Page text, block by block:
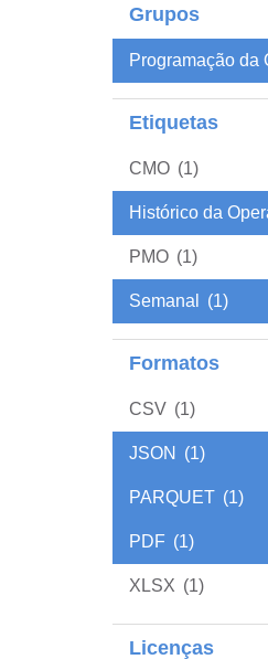
Grupos
Programação da
Etiquetas
CMO (1)
Histórico da
PMO (1)
Semanal (1)
Formatos
CSV (1)
JSON (1)
PARQUET (1)
PDF (1)
XLSX (1)
Licenças